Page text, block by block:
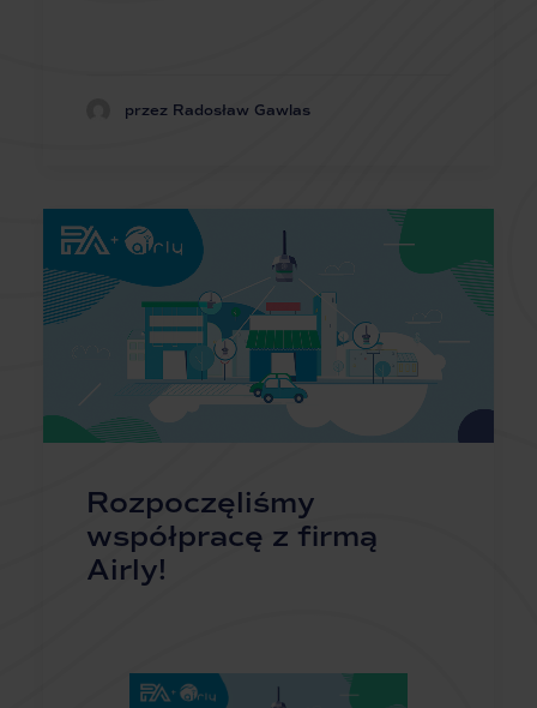
przez Radosław Gawlas
Rozpoczęliśmy
współpracę z firmą
Airly!